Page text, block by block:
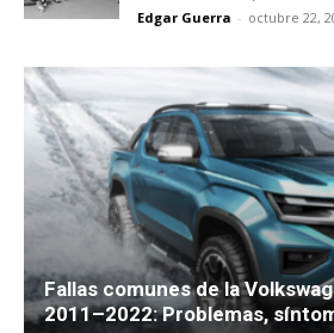
Edgar Guerra - octubre 22,
Fallas comunes de la
2011–2022: Problemas,